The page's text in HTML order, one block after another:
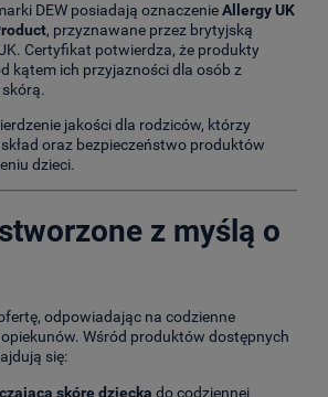
DEW posiadają oznaczenieAllergy UK
, przyznawane przez brytyjską
Certyfikat potwierdza, że produkty
kątem ich przyjazności dla osób z
jakości dla rodziców, którzy
oraz bezpieczeństwo produktów
dzieci.
z myślą o
odpowiadając na codzienne
Wśród produktów dostępnych
się:
skórę dziecka do codziennej